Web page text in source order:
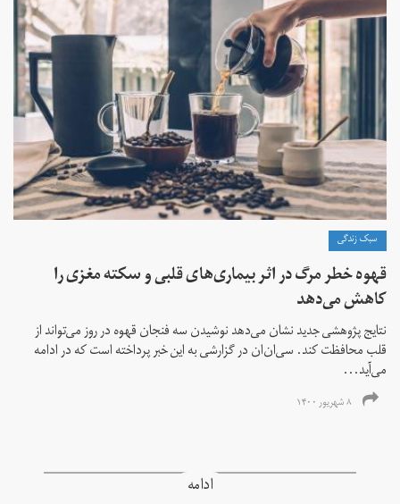
سبک زندگی
قهوه خطر مرگ در اثر بیماری‌های قلبی و سکته مغزی را
کاهش می‌دهد
نتایج پژوهشی جدید نشان می‌دهد نوشیدن سه فنجان قهوه در روز می‌تواند از
قلب محافظت کند. سی‌ان‌ان در گزارشی به این خبر پرداخته است که در ادامه
می‌آید...
۸ شهریور ۱۴۰۰
ادامه